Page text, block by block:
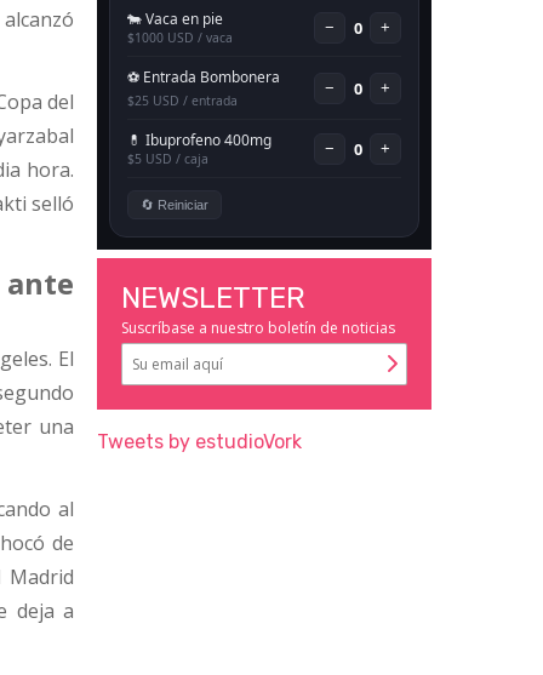
del
hora.
selló
ante
El
una
al
de
Madrid
deja a
NEWSLETTER
Suscríbase a nuestro boletín de noticias
Tweets by estudioVork